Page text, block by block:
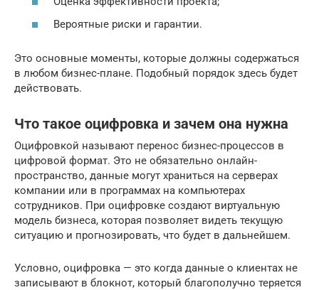
Вероятные риски и гарантии.
Это основные моменты, которые должны содержаться
в любом бизнес-плане. Подобный порядок здесь будет
действовать.
Что такое оцифровка и зачем она нужна
Оцифровкой называют перенос бизнес-процессов в
цифровой формат. Это не обязательно онлайн-
пространство, данные могут храниться на серверах
компании или в программах на компьютерах
сотрудников. При оцифровке создают виртуальную
модель бизнеса, которая позволяет видеть текущую
ситуацию и прогнозировать, что будет в дальнейшем.
Условно, оцифровка — это когда данные о клиентах не
записывают в блокнот, который благополучно теряется